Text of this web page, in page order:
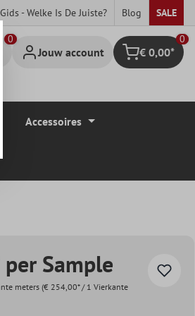
Gids - Welke Is De Juiste? Blog SALE
Jouw account Winkelmandje
0
€ 0,00*
Accessoires
Sample
meters (€ 254,00* / 1 Vierkante